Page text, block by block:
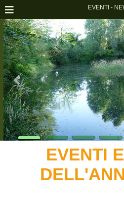
EVENTI -
EVENTI